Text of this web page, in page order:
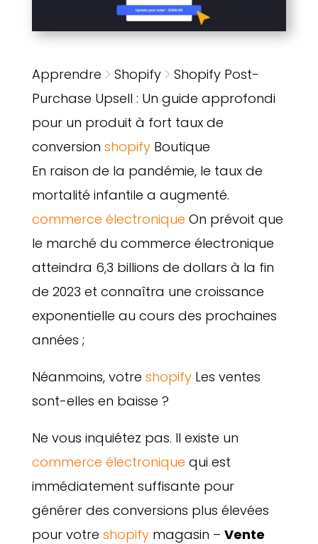
Apprendre Shopify
Shopify Post-
Purchase Upsell : Un guide approfondi
pour un produit à fort taux de
conversion shopifyBoutique
En raison de la pandémie, le taux de
mortalité infantile a augmenté.
commerce électronique On prévoit que
le marché du commerce électronique
atteindra 6,3 billions de dollars à la fin
de 2023 et connaîtra une croissance
exponentielle au cours des prochaines
années ;
Néanmoins, votre shopifyLes ventes
sont-elles en baisse ?
Ne vous inquiétez pas. Il existe un
commerce électronique qui est
immédiatement suffisante pour
générer des conversions plus élevées
pour votre shopifymagasin – Vente